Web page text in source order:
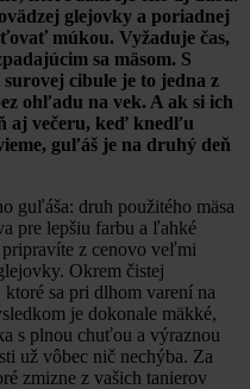
glejovky a poriadnej
múkou. Vyžaduje čas,
sa mäsom. S
cibule je to jedna z
ohľadu na vek. A ak si ich
aj večeru, keď knedľu
guľáš je na druhý deň
guľáša: druh použitého mäsa
pre lepšiu farbu a ľahké
z cenovo veľmi
Okrem čistej
sa pri dlhom varení na
je dokonale mäkké,
s plnou chuťou a výraznou
už vôbec nič nechýba. Za
zmizne z vašich tanierov